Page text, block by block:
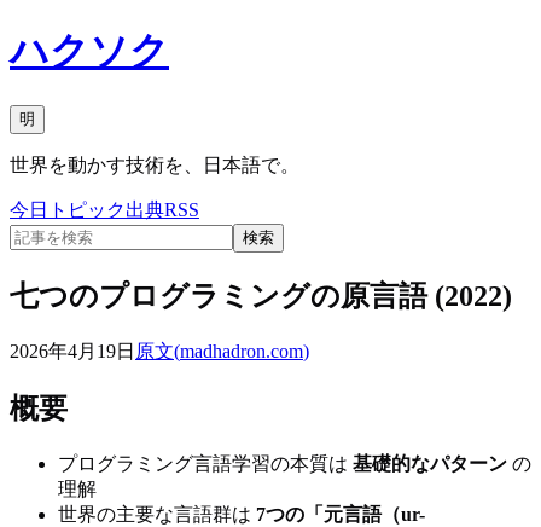
ハクソク
明
世界を動かす技術を、日本語で。
今日 トピック出典RSS
検索
七つのプログラミングの原言語 (2022)
2026年4月19日 原文(madhadron.com)
概要
プログラミング言語学習の本質は 基礎的なパターン の
理解
世界の主要な言語群は 7つの「元言語（ur-